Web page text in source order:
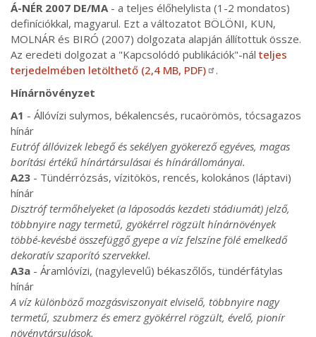
Á-NÉR 2007 DE/MA- a teljes élőhelylista (1-2 mondatos)
definíciókkal, magyarul. Ezt a változatot BÖLÖNI, KUN,
MOLNÁR és BIRÓ (2007) dolgozata alapján állítottuk össze.
Az eredeti dolgozat a "Kapcsolódó publikációk"-nál teljes
terjedelmében letölthető (2,4 MB, PDF)
.
Hínárnövényzet
A1 - Állóvízi sulymos, békalencsés, rucaörömös, tócsagazos
hínár
Eutróf állóvizek lebegő és sekélyen gyökerező egyéves, magas
borítási értékű hínártársulásai és hínárállományai.
A23 - Tündérrózsás, vízitökös, rencés, kolokános (láptavi)
hínár
Disztróf termőhelyeket (a láposodás kezdeti stádiumát) jelző,
többnyire nagy termetű, gyökérrel rögzült hínárnövények
többé-kevésbé összefüggő gyepe a víz felszíne fölé emelkedő
dekoratív szaporító szervekkel.
A3a - Áramlóvízi, (nagylevelű) békaszőlős, tündérfátylas
hínár
A víz különböző mozgásviszonyait elviselő, többnyire nagy
termetű, szubmerz és emerz gyökérrel rögzült, évelő, pionír
növénytársulások.